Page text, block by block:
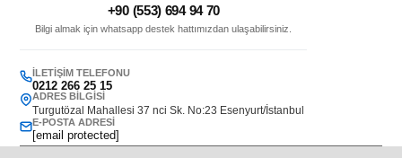
+90 (553) 694 94 70
Bilgi almak için whatsapp destek hattımızdan ulaşabilirsiniz.
İLETIŞIM TELEFONU
0212 266 25 15
ADRES BILGISI
Turgutözal Mahallesi 37 nci Sk. No:23 Esenyurt/İstanbul
E-POSTA ADRESI
[email protected]